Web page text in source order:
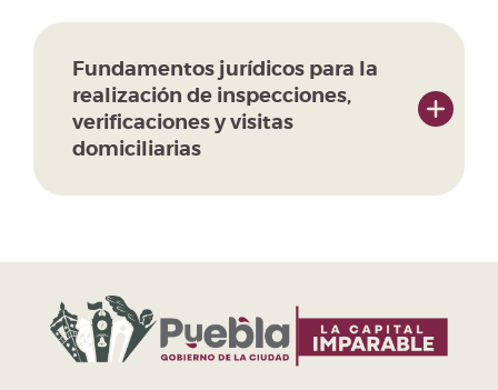
Fundamentos jurídicos para la
realización de inspecciones,
verificaciones y visitas
domiciliarias